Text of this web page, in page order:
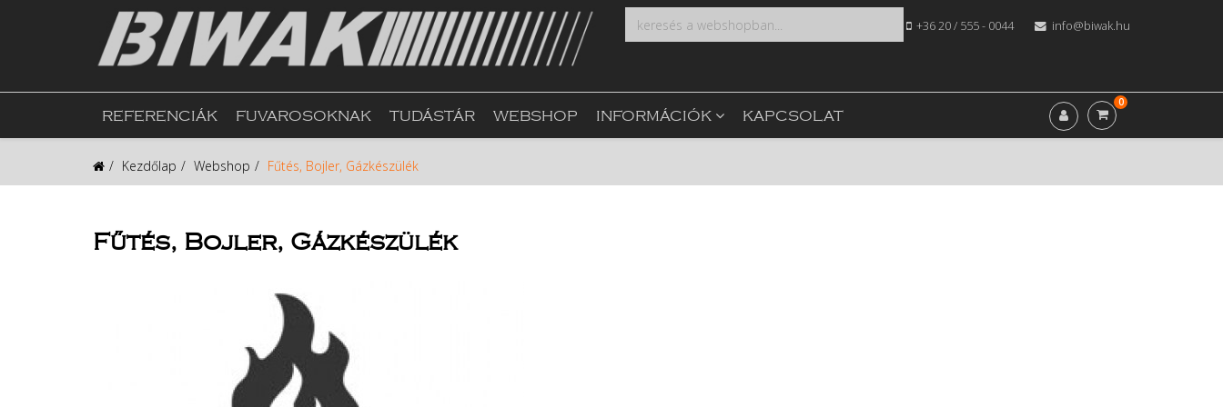
+36 20 / 555 - 0044 info@biwak.hu
0
REFERENCIÁK FUVAROSOKNAK TUDÁSTÁR WEBSHOP INFORMÁCIÓK KAPCSOLAT
Kezdőlap Webshop Fűtés, Bojler, Gázkészülék
Fűtés, Bojler, Gázkészülék